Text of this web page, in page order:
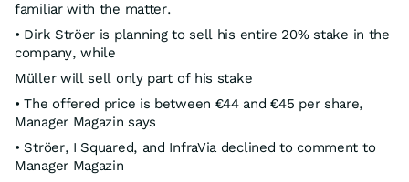
familiar with the matter.
• Dirk Ströer is planning to sell his entire 20% stake in the
company, while
Müller will sell only part of his stake
• The offered price is between €44 and €45 per share,
Manager Magazin says
• Ströer, I Squared, and InfraVia declined to comment to
Manager Magazin